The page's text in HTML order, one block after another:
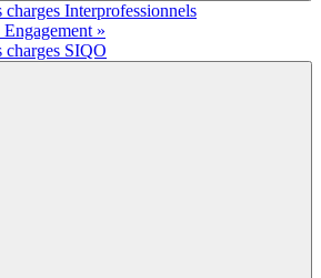
charges Interprofessionnels
»
charges SIQO